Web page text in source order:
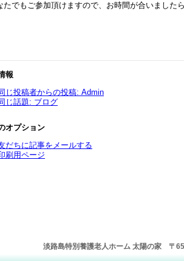
たでもご参加頂けますので、お時間が合いまし
報
じ投稿者からの投稿: Admin
じ話題: ブログ
オプション
だちに記事をメールする
刷用ページ
淡路島特別養護老人ホーム 太陽の家 〒